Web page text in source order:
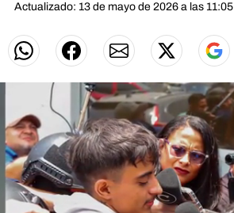
Actualizado: 13 de mayo de 2026 a las 11:05